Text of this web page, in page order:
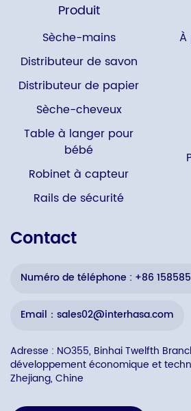
Produit
Sèche-mains
Distributeur de savon
Distributeur de papier
Sèche-cheveux
Table à langer pour
bébé
Robinet à capteur
Rails de sécurité
À
Contact
Numéro de téléphone : +86
Email：sales02@interhasa.com
Adresse : NO355, Binhai Twelfth
développement économique et
Zhejiang, Chine